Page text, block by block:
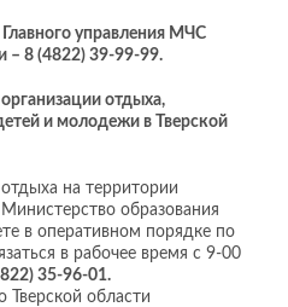
управления МЧС
– 8 (4822) 39-99-99.
отдыха,
и молодежи в Тверской
на территории
образования
в оперативном порядке по
в рабочее время с 9-00
35-96-01.
области